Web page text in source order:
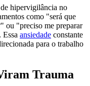
hipervigilância no
como "será que
ou "preciso me preparar
Essa ansiedade constante
para o trabalho
Trauma